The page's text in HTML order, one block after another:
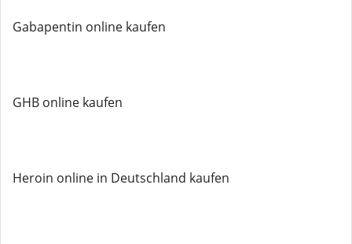
Gabapentin online kaufen
GHB online kaufen
Heroin online in Deutschland kaufen